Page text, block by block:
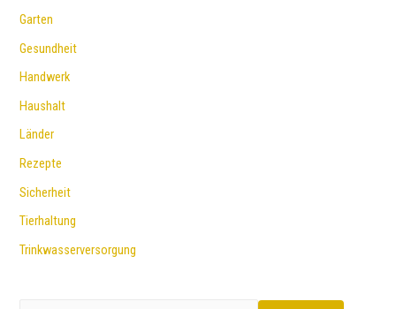
Garten
Gesundheit
Handwerk
Haushalt
Länder
Rezepte
Sicherheit
Tierhaltung
Trinkwasserversorgung